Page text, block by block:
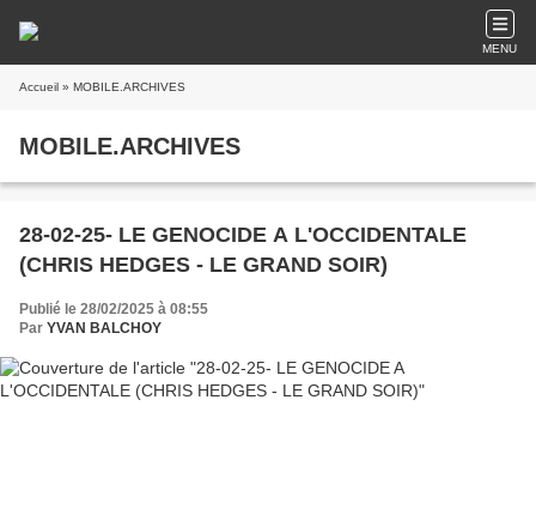
MENU
Accueil » MOBILE.ARCHIVES
MOBILE.ARCHIVES
28-02-25- LE GENOCIDE A L'OCCIDENTALE
(CHRIS HEDGES - LE GRAND SOIR)
Publié le 28/02/2025 à 08:55
Par YVAN BALCHOY